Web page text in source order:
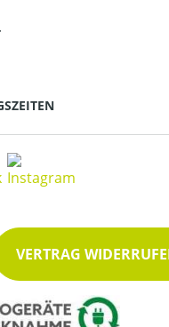
VERTRAG